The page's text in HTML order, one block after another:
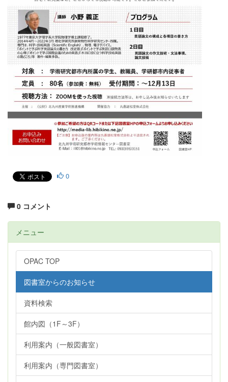
0
0 コメント
メニュー
OPAC TOP
図書室からのお知らせ
資料検索
館内図（1F～3F）
利用案内（一般図書室）
利用案内（専門図書室）